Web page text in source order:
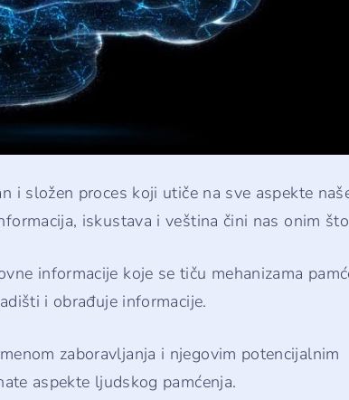
i složen proces koji utiče na sve aspekte
iskustava i veština čini nas onim
informacije koje se tiču mehanizama
i obrađuje informacije.
zaboravljanja i njegovim potencijalnim
aspekte ljudskog pamćenja.